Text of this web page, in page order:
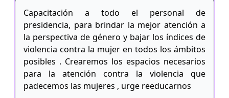
Capacitación a todo el personal de
presidencia, para brindar la mejor atención a
la perspectiva de género y bajar los índices de
violencia contra la mujer en todos los ámbitos
posibles . Crearemos los espacios necesarios
para la atención contra la violencia que
padecemos las mujeres , urge reeducarnos